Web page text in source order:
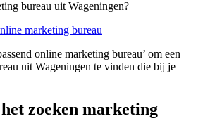
bureau uit Wageningen?
marketing bureau
online marketing bureau’ om een
uit Wageningen te vinden die bij je
zoeken marketing